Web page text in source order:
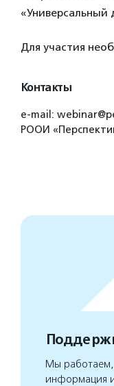
«Универсальный
Для участия
Контакты
e-mail:
РООИ
Мы работаем,
информация